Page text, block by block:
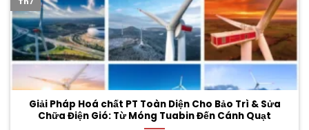
Giải Pháp Hoá chất PT Toàn Diện Cho Bảo Trì & Sửa
Chữa Điện Gió: Từ Móng Tuabin Đến Cánh Quạt